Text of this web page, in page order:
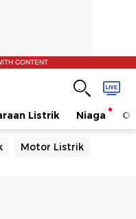
CONTENT
Listrik Niaga
Motor Listrik